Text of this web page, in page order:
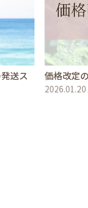
送ス
価格改定
2026.01.20